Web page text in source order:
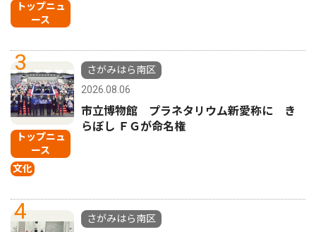
トップニュ
ース
3
トップニュ
ース
文化
さがみはら南区
2026.08.06
市立博物館 プラネタリウム新愛称に き
らぼし ＦＧが命名権
4
さがみはら南区